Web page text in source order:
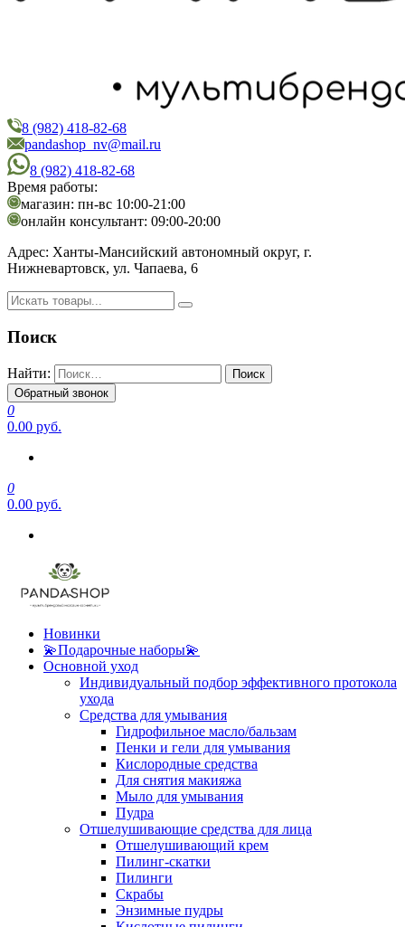
PandaShop
Интернет-магазин косметики
8 (982) 418-82-68
pandashop_nv@mail.ru
8 (982) 418-82-68
Время работы:
магазин: пн-вс 10:00-21:00
онлайн консультант: 09:00-20:00
Адрес: Ханты-Мансийский автономный округ, г.
Нижневартовск, ул. Чапаева, 6
Поиск
Найти:
Обратный звонок
0
0.00 руб.
0
0.00 руб.
Новинки
💫Подарочные наборы💫
Основной уход
Индивидуальный подбор эффективного протокола
ухода
Средства для умывания
Гидрофильное масло/бальзам
Пенки и гели для умывания
Кислородные средства
Для снятия макияжа
Мыло для умывания
Пудра
Отшелушивающие средства для лица
Отшелушивающий крем
Пилинг-скатки
Пилинги
Скрабы
Энзимные пудры